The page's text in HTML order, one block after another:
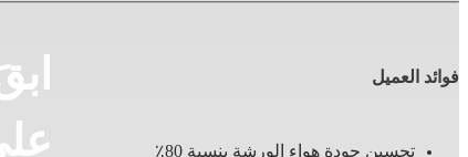
فوائد العميل
تحسين جودة هواء الورشة بنسبة 80٪